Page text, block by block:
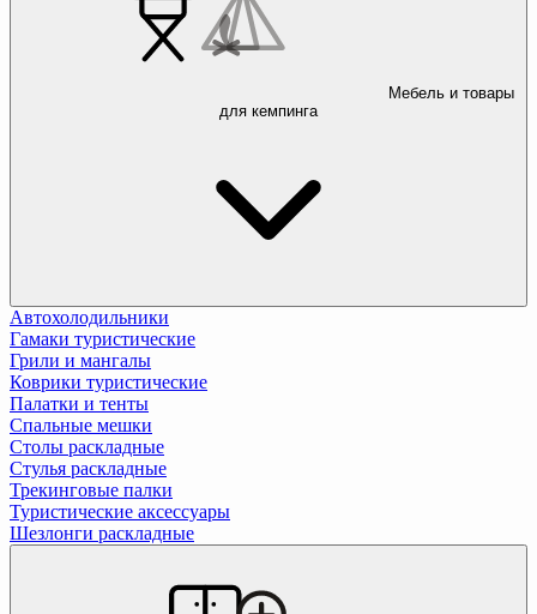
Мебель и товары
для кемпинга
Автохолодильники
Гамаки туристические
Грили и мангалы
Коврики туристические
Палатки и тенты
Спальные мешки
Столы раскладные
Стулья раскладные
Трекинговые палки
Туристические аксессуары
Шезлонги раскладные